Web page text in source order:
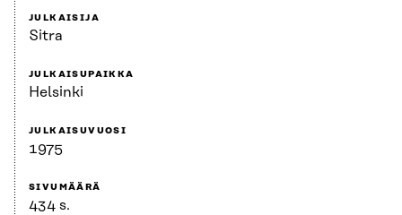
JULKAISIJA
Sitra
JULKAISUPAIKKA
Helsinki
JULKAISUVUOSI
1975
SIVUMÄÄRÄ
434 s.